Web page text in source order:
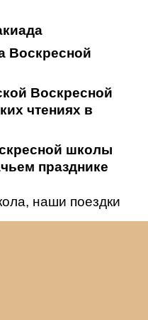
Воскресной
Воскресной
чтениях в
школы
празднике
, наши поездки